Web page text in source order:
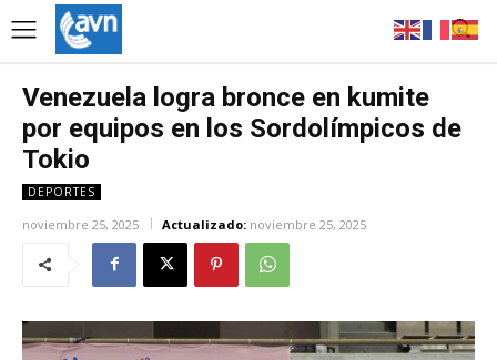
Venezuela logra bronce en kumite
por equipos en los Sordolímpicos de
Tokio
DEPORTES
noviembre 25, 2025 Actualizado: noviembre 25, 2025